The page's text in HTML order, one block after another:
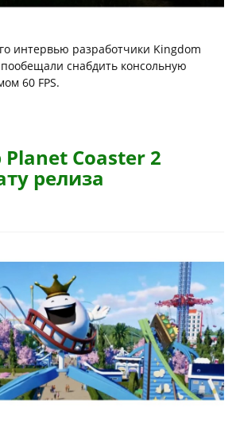
интервью разработчики Kingdom
снабдить консольную
60 FPS.
Coaster 2
релиза